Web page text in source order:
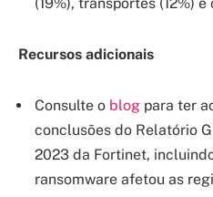
Recursos adicionais
Consulte o blog para ter
conclusões do Relatório
2023 da Fortinet,
ransomware afetou as